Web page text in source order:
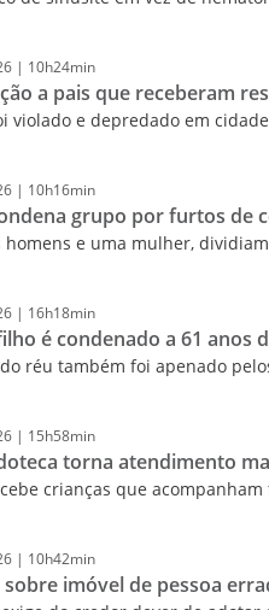
| 10h24min
a pais que receberam
violado e depredado em
| 10h16min
grupo por furtos de
homens e uma mulher,
| 16h18min
é condenado a 61 anos
réu também foi apenado
| 15h58min
torna atendimento
crianças que
| 10h42min
imóvel de pessoa